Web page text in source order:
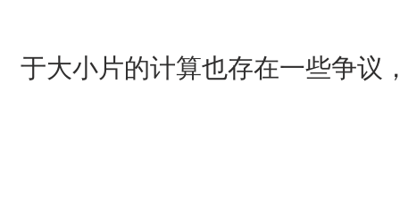
于大小片的计算也存在一些争议